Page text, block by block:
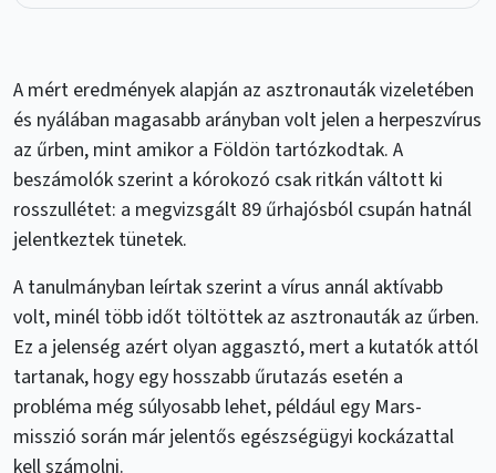
A mért eredmények alapján az asztronauták vizeletében
és nyálában magasabb arányban volt jelen a herpeszvírus
az űrben, mint amikor a Földön tartózkodtak. A
beszámolók szerint a kórokozó csak ritkán váltott ki
rosszullétet: a megvizsgált 89 űrhajósból csupán hatnál
jelentkeztek tünetek.
A tanulmányban leírtak szerint a vírus annál aktívabb
volt, minél több időt töltöttek az asztronauták az űrben.
Ez a jelenség azért olyan aggasztó, mert a kutatók attól
tartanak, hogy egy hosszabb űrutazás esetén a
probléma még súlyosabb lehet, például egy Mars-
misszió során már jelentős egészségügyi kockázattal
kell számolni.